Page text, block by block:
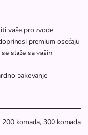
vaše proizvode
premium osećaju
slaže sa vašim
pakovanje
200 komada, 300 komada